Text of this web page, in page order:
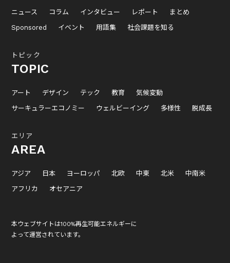
ニュース コラム インタビュー レポート
まとめ
Sponsored
イベント 用語集 社会課題を知る
トピック
TOPIC
アート デザイン テック 教育
気候変動
サーキュラーエコノミー
ウェルビーイング 多様性 脱成長
エリア
AREA
アジア 日本 ヨーロッパ 北欧 中東 北米
中南米
アフリカ
オセアニア
本ウェブサイトは100%再生可能エネルギーに
よって運営されています。